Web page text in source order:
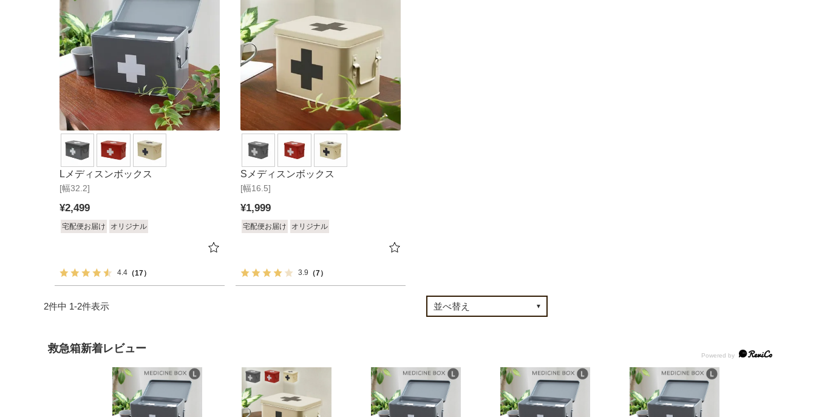
[幅32.2]
Lメディスンボックス
¥2,499
宅配便お届け オリジナル
4.4 （17）
[幅16.5]
Sメディスンボックス
¥1,999
宅配便お届け オリジナル
3.9 （7）
2件中 1-2件表示
救急箱新着レビュー